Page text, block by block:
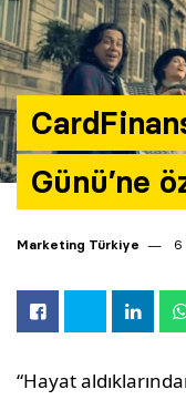
Günü’ne
Marketing Türkiye 6
“Hayat